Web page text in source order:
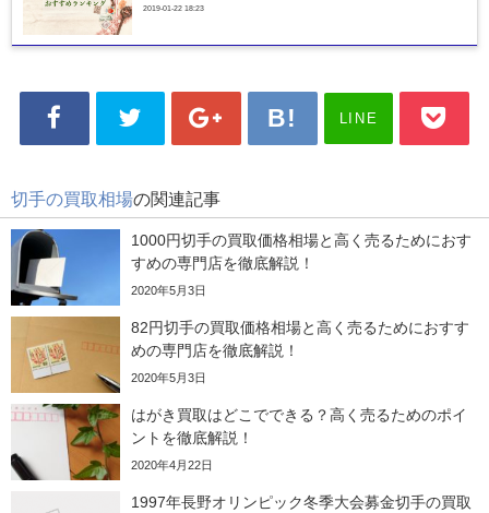
2019-01-22 18:23
LINE
切手の買取相場の関連記事
1000円切手の買取価格相場と高く売るためにおす
すめの専門店を徹底解説！
2020年5月3日
82円切手の買取価格相場と高く売るためにおすす
めの専門店を徹底解説！
2020年5月3日
はがき買取はどこでできる？高く売るためのポイ
ントを徹底解説！
2020年4月22日
1997年長野オリンピック冬季大会募金切手の買取